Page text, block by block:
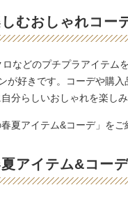
むおしゃれコー
などのプチプラアイテム
が好きです。コーデや購入
分らしいおしゃれを楽し
夏アイテム&コーデ」をご
アイテム&コーデ